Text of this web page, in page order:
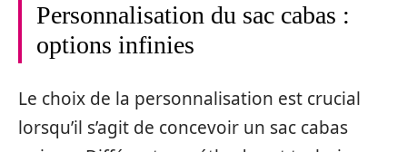
Personnalisation du sac cabas :
options infinies
Le choix de la personnalisation est crucial
lorsqu’il s’agit de concevoir un sac cabas